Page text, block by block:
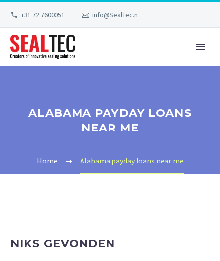
+31 72 7600051 info@SealTec.nl
ALABAMA PAYDAY LOANS
NEAR ME
Home Alabama payday loans near me
NIKS GEVONDEN